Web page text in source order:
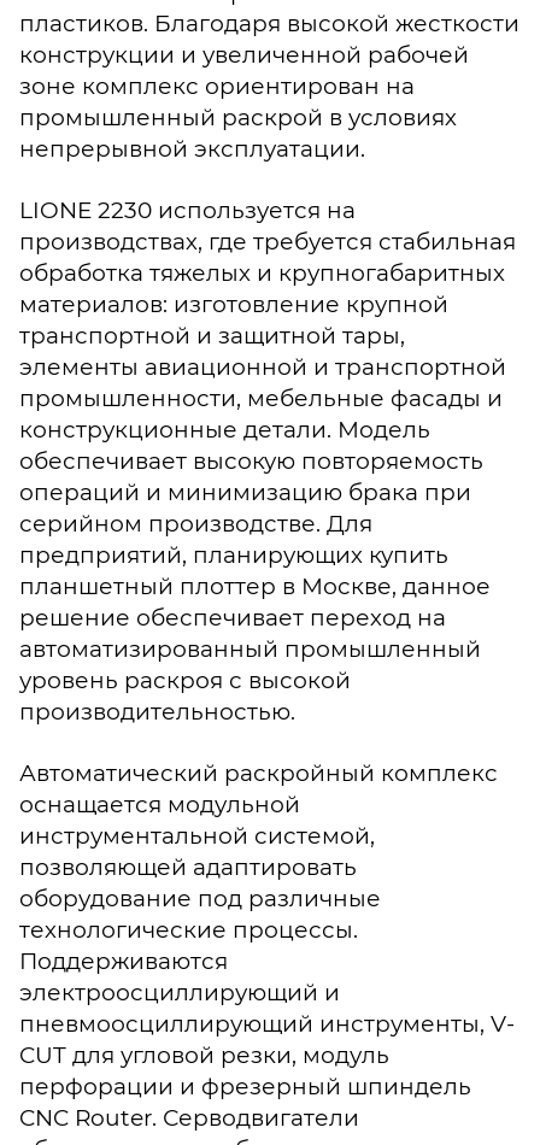
пластиков. Благодаря высокой жесткости
конструкции и увеличенной рабочей
зоне комплекс ориентирован на
промышленный раскрой в условиях
непрерывной эксплуатации.
LIONE 2230 используется на
производствах, где требуется стабильная
обработка тяжелых и крупногабаритных
материалов: изготовление крупной
транспортной и защитной тары,
элементы авиационной и транспортной
промышленности, мебельные фасады и
конструкционные детали. Модель
обеспечивает высокую повторяемость
операций и минимизацию брака при
серийном производстве. Для
предприятий, планирующих купить
планшетный плоттер в Москве, данное
решение обеспечивает переход на
автоматизированный промышленный
уровень раскроя с высокой
производительностью.
Автоматический раскройный комплекс
оснащается модульной
инструментальной системой,
позволяющей адаптировать
оборудование под различные
технологические процессы.
Поддерживаются
электроосциллирующий и
пневмоосциллирующий инструменты, V-
CUT для угловой резки, модуль
перфорации и фрезерный шпиндель
CNC Router. Серводвигатели